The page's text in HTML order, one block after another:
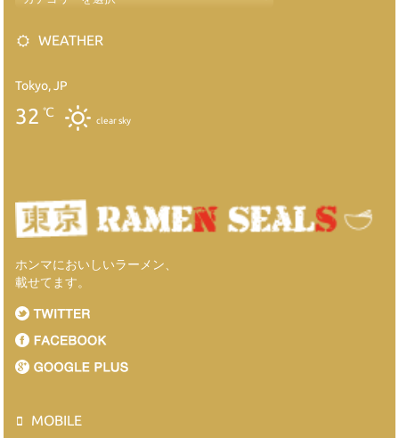
WEATHER
Tokyo, JP
32 ℃
clear sky
ホンマにおいしいラーメン、
載せてます。
MOBILE